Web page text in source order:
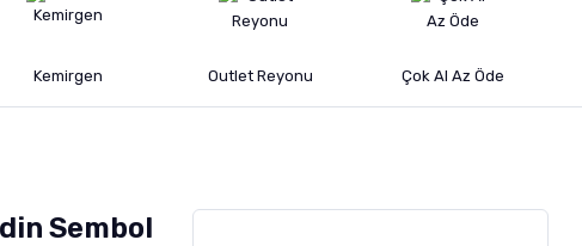
Kemirgen Outlet Reyonu Çok Al Az Öde
Sembol